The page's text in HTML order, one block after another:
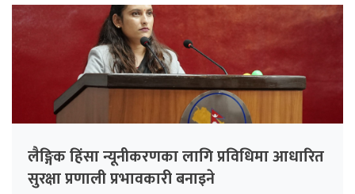
लैङ्गिक हिंसा न्यूनीकरणका लागि प्रविधिमा आधारित
सुरक्षा प्रणाली प्रभावकारी बनाइने